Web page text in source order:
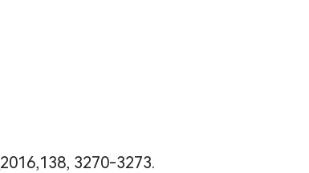
2016,138, 3270-3273.